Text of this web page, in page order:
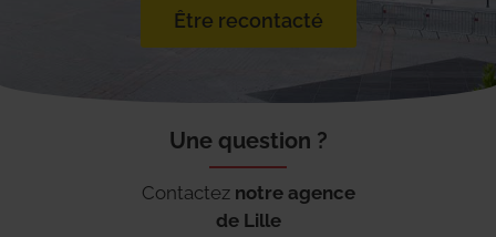
Être recontacté
Une question ?
Contactez notre agence
de Lille